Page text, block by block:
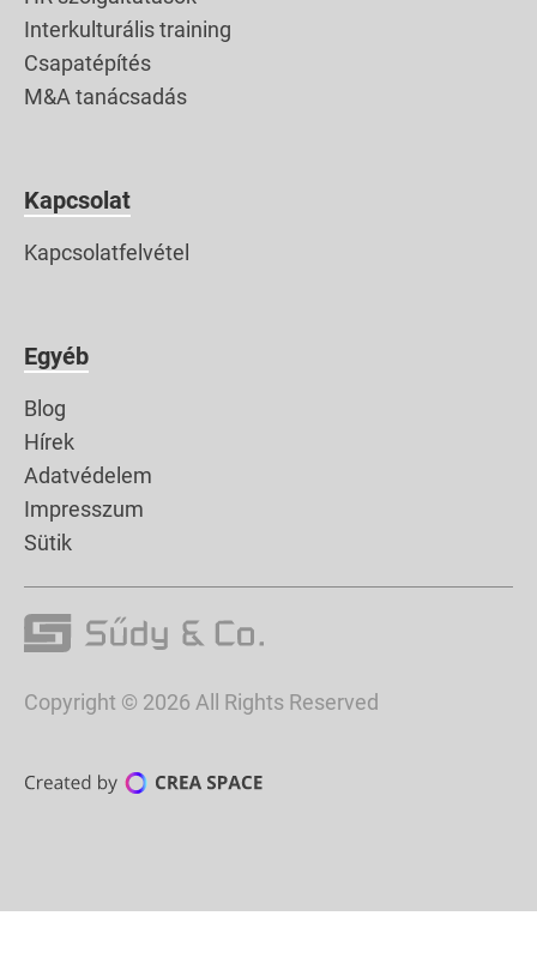
Interkulturális training
Csapatépítés
M&A tanácsadás
Kapcsolat
Kapcsolatfelvétel
Egyéb
Blog
Hírek
Adatvédelem
Impresszum
Sütik
Copyright © 2026 All Rights Reserved